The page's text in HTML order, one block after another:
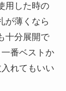
用した時の
が薄くなら
十分展開で
番ベストか
れてもいい